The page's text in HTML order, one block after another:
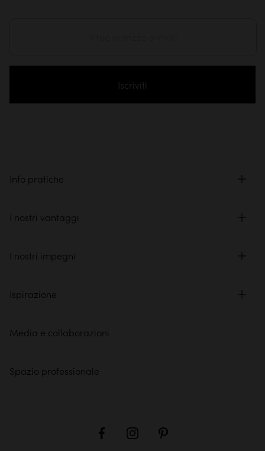
Iscriviti
Info pratiche
I nostri vantaggi
I nostri impegni
Ispirazione
Media e collaborazioni
Spazio professionale